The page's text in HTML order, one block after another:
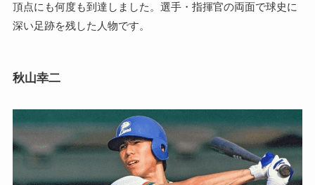
頂点にも何度も到達しました。選手・指揮官の両面で球史に
深い足跡を残した人物です。
秋山幸二